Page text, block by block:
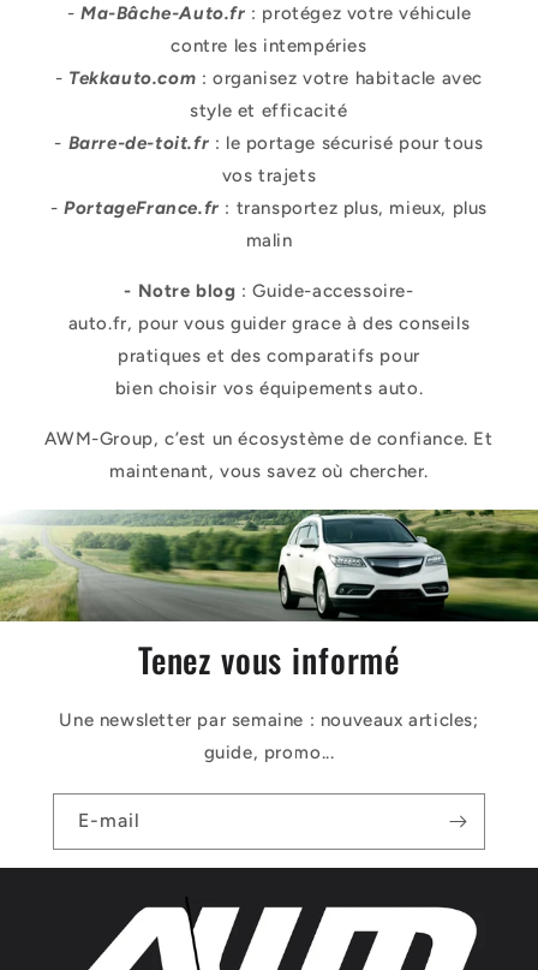
- Ma-Bâche-Auto.fr : protégez votre véhicule
contre les intempéries
- Tekkauto.com : organisez votre habitacle avec
style et efficacité
- Barre-de-toit.fr : le portage sécurisé pour tous
vos trajets
-PortageFrance.fr : transportez plus, mieux, plus
malin
- Notre blog : Guide-accessoire-
auto.fr, pour vous guider grace à des conseils
pratiques et des comparatifs pour
bien choisir vos équipements auto.
AWM-Group, c’est un écosystème de confiance. Et
maintenant, vous savez où chercher.
Tenez vous informé
Une newsletter par semaine : nouveaux articles;
guide, promo...
E-mail